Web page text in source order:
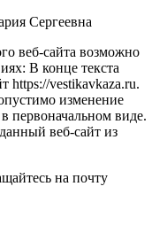
Сергеевна
веб-сайта возможно
В конце текста
https://vestikavkaza.ru.
изменение
первоначальном виде.
веб-сайт из
на почту